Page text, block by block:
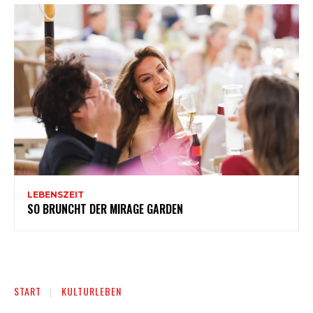
LEBENSZEIT
SO BRUNCHT DER MIRAGE GARDEN